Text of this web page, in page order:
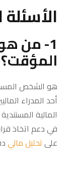
1- من
المؤقت؟
هو الشخص
أحد المدراء
المالية
في دعم اتخاذ
علىتحليل مالي